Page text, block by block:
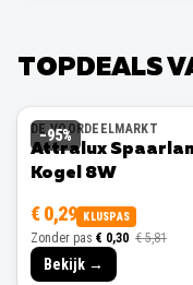
TOPDEALS
−95%
DE VOORDEELMARKT
Attralux
Kogel 8W
€ 0,29 KLUSPAS
Zonder pas € 0,30 € 5,81
Bekijk →